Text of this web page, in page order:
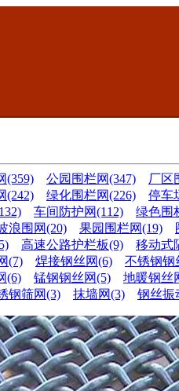
(359) 公园围栏网(347)
厂区
(242) 绿化围栏网(226)
停车
车间防护网(112)
绿色围
浪围网(20) 果园围栏网(19)
高速公路护栏板(9)
移动式
(7) 焊接钢丝网(6)
不锈钢钢
(6) 锰钢钢丝网(5)
地暖钢丝
钢筛网(3) 抹墙网(3) 钢丝振